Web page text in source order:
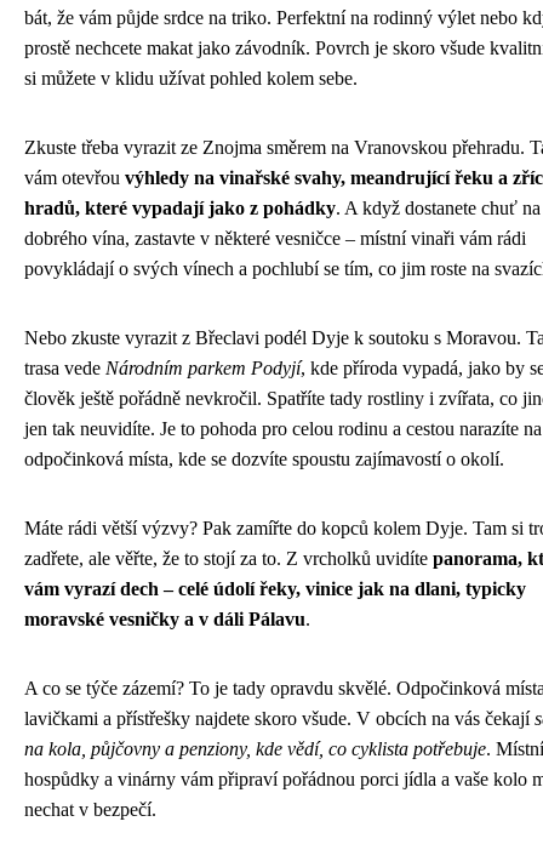
bát, že vám půjde srdce na triko. Perfektní na rodinný výlet nebo
prostě nechcete makat jako závodník. Povrch je skoro všude
si můžete v klidu užívat pohled kolem sebe.
Zkuste třeba vyrazit ze Znojma směrem na Vranovskou přehradu.
vám otevřou výhledy na vinařské svahy, meandrující řeku a
hradů, které vypadají jako z pohádky. A když dostanete chuť
dobrého vína, zastavte v některé vesničce – místní vinaři vám rádi
povykládají o svých vínech a pochlubí se tím, co jim roste na
Nebo zkuste vyrazit z Břeclavi podél Dyje k soutoku s Moravou.
trasa vede Národním parkem Podyjí, kde příroda vypadá, jako by
člověk ještě pořádně nevkročil. Spatříte tady rostliny i zvířata, co
jen tak neuvidíte. Je to pohoda pro celou rodinu a cestou narazíte na
odpočinková místa, kde se dozvíte spoustu zajímavostí o okolí.
Máte rádi větší výzvy? Pak zamířte do kopců kolem Dyje. Tam si
zadřete, ale věřte, že to stojí za to. Z vrcholků uvidíte panorama,
vám vyrazí dech – celé údolí řeky, vinice jak na dlani, typicky
moravské vesničky a v dáli Pálavu.
A co se týče zázemí? To je tady opravdu skvělé. Odpočinková
lavičkami a přístřešky najdete skoro všude. V obcích na vás čekají
na kola, půjčovny a penziony, kde vědí, co cyklista potřebuje. Místní
hospůdky a vinárny vám připraví pořádnou porci jídla a vaše kolo
nechat v bezpečí.